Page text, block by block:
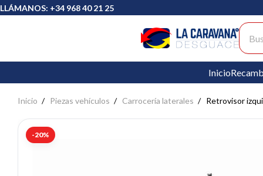
LLÁMANOS: +34 968 40 21 25
Inicio
Inicio Piezas vehículos Carrocería laterales Retrovisor
-20%